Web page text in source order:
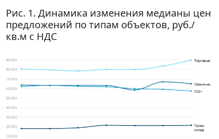
Рис. 1. Динамика изменения медианы цен
предложений по типам объектов, руб./
кв.м с НДС